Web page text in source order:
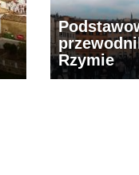
Rzymie